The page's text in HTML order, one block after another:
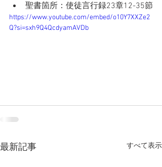
聖書箇所： 使徒言行録23章12-35節
https://www.youtube.com/embed/o10Y7XXZe2
Q?si=sxh9Q4QcdyamAVDb
最新記事 すべて表示